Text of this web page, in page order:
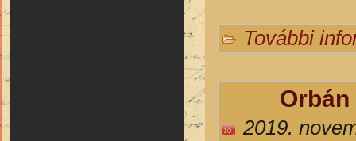
További
2019.